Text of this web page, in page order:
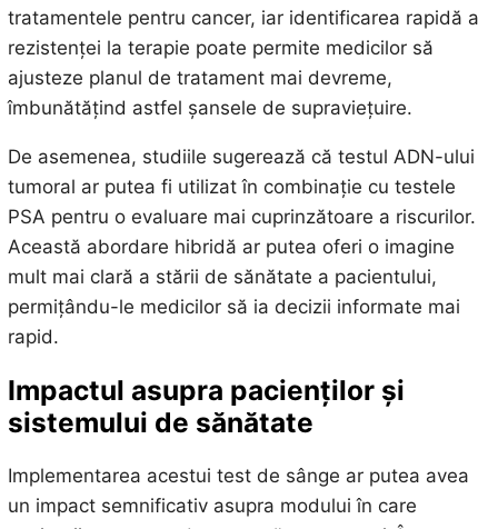
tratamentele pentru cancer, iar identificarea rapidă a
rezistenței la terapie poate permite medicilor să
ajusteze planul de tratament mai devreme,
îmbunătățind astfel șansele de supraviețuire.
De asemenea, studiile sugerează că testul ADN-ului
tumoral ar putea fi utilizat în combinație cu testele
PSA pentru o evaluare mai cuprinzătoare a riscurilor.
Această abordare hibridă ar putea oferi o imagine
mult mai clară a stării de sănătate a pacientului,
permițându-le medicilor să ia decizii informate mai
rapid.
Impactul asupra pacienților și
sistemului de sănătate
Implementarea acestui test de sânge ar putea avea
un impact semnificativ asupra modului în care